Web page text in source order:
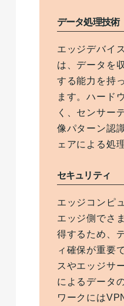
データ処理技術
エッジデバイ
は、データを
する能力を持
ます。ハード
く、センサー
像パターン認
ェアによる処
セキュリティ
エッジコンピ
エッジ側でさ
得するため、
ィ確保が重要
スやエッジサ
によるデータ
ワークには